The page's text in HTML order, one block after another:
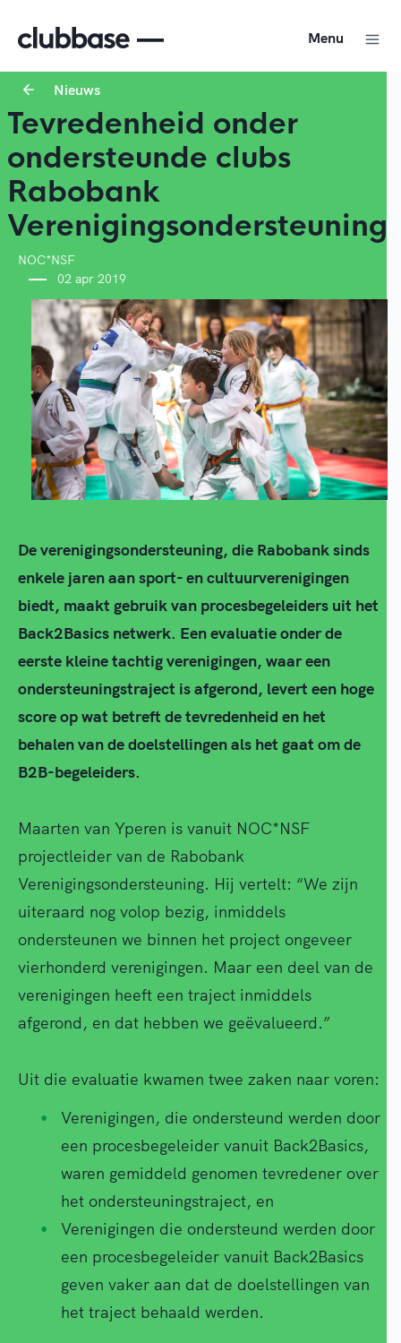
Menu
Nieuws
Tevredenheid onder
ondersteunde clubs
Rabobank
Verenigingsondersteuning
NOC*NSF
02 apr 2019
De verenigingsondersteuning, die Rabobank sinds
enkele jaren aan sport- en cultuurverenigingen
biedt, maakt gebruik van procesbegeleiders uit het
Back2Basics netwerk. Een evaluatie onder de
eerste kleine tachtig verenigingen, waar een
ondersteuningstraject is afgerond, levert een hoge
score op wat betreft de tevredenheid en het
behalen van de doelstellingen als het gaat om de
B2B-begeleiders.
Maarten van Yperen is vanuit NOC*NSF
projectleider van de Rabobank
Verenigingsondersteuning. Hij vertelt: “We zijn
uiteraard nog volop bezig, inmiddels
ondersteunen we binnen het project ongeveer
vierhonderd verenigingen. Maar een deel van de
verenigingen heeft een traject inmiddels
afgerond, en dat hebben we geëvalueerd.”
Uit die evaluatie kwamen twee zaken naar voren:
Verenigingen, die ondersteund werden door
een procesbegeleider vanuit Back2Basics,
waren gemiddeld genomen tevredener over
het ondersteuningstraject, en
Verenigingen die ondersteund werden door
een procesbegeleider vanuit Back2Basics
geven vaker aan dat de doelstellingen van
het traject behaald werden.